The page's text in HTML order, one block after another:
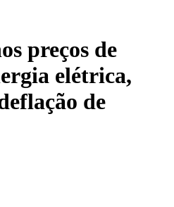
preços de
elétrica,
de